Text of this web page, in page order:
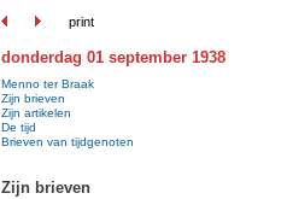
print
donderdag 01 september 1938
Menno ter Braak
Zijn brieven
Zijn artikelen
De tijd
Brieven van tijdgenoten
Zijn brieven